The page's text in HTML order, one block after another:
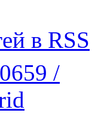
в RSS